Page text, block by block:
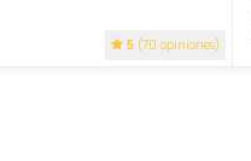
5 (70 opiniones)